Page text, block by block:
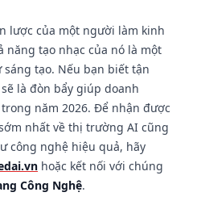
lược của một người làm kinh
năng tạo nhạc của nó là một
tạo. Nếu bạn biết tận
là đòn bẩy giúp doanh
năm 2026. Để nhận được
nhất về thị trường AI cũng
công nghệ hiệu quả, hãy
hoặc kết nối với chúng
Công Nghệ.